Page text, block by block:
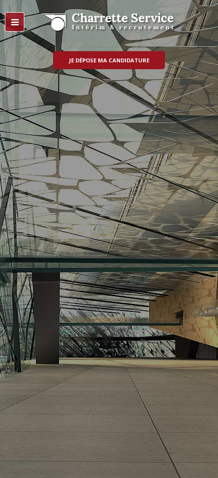
JE DÉPOSE MA CANDIDATURE